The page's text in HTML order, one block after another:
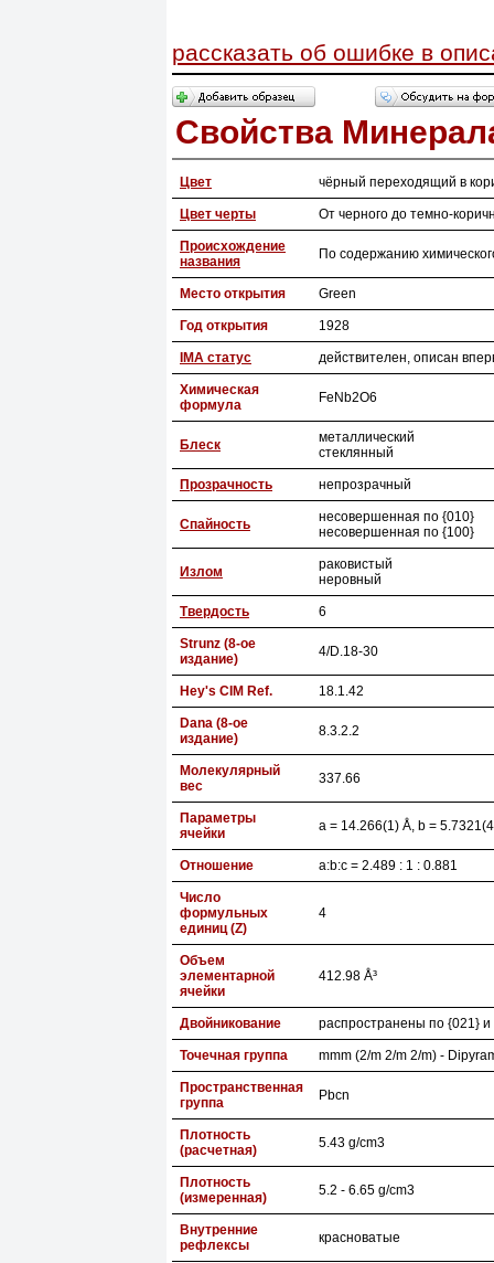
рассказать об ошибке в
Свойства
Цвет чёрный переходящий в
Цвет черты От черного до темно-
Происхождение
названия
По содержанию
Место открытия Green
Год открытия 1928
IMA статус действителен, описан
Химическая
формула
FeNb2O6
Блеск
металлический
стеклянный
Прозрачность непрозрачный
Спайность
несовершенная по {010}
несовершенная по {100}
Излом
раковистый
неровный
Твердость 6
Strunz (8-ое
издание)
4/D.18-30
Hey's CIM Ref. 18.1.42
Dana (8-ое
издание)
8.3.2.2
Молекулярный
вес
337.66
Параметры
ячейки
a = 14.266(1) Å, b =
Отношение a:b:c = 2.489 : 1 : 0.881
Число
формульных
единиц (Z)
4
Объем
элементарной
ячейки
412.98 Å³
Двойникование распространены по {021} и
Точечная группа mmm (2/m 2/m 2/m) -
Пространственная
группа
Pbcn
Плотность
(расчетная)
5.43 g/cm3
Плотность
(измеренная)
5.2 - 6.65 g/cm3
Внутренние
рефлексы
красноватые